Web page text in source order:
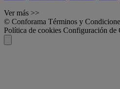
Ver más >>
© Conforama Términos y
Política de cookies Configuración de